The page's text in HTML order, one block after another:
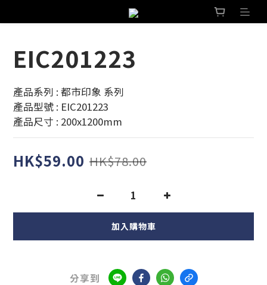
EIC201223
產品系列 : 都市印象 系列
產品型號 : EIC201223
產品尺寸 : 200x1200mm
HK$59.00 HK$78.00
加入購物車
分享到